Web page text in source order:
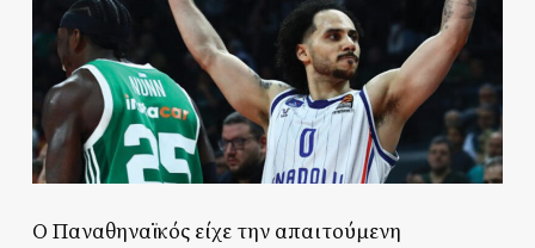
Ο Παναθηναϊκός είχε την απαιτούμενη